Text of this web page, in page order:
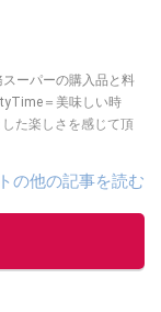
スーパーの購入品と料
＝美味しい時
た楽しさを感じて頂
の他の記事を読む